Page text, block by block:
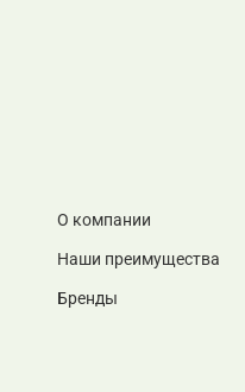
О компании
Наши преимущества
Бренды